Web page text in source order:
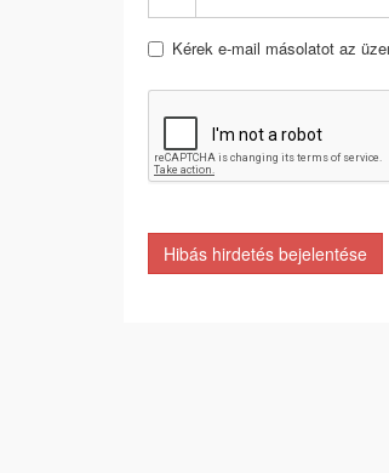
Kérek e-mail másolatot az
Hibás hirdetés bejelentése